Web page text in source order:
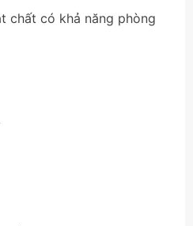
chất có khả năng phòng